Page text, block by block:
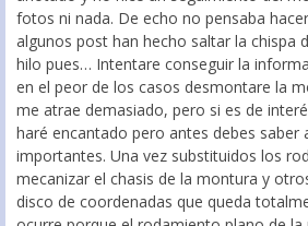
fotos ni nada. De echo no pensaba
algunos post han hecho saltar la chispa
hilo pues… Intentare conseguir la
en el peor de los casos desmontare la
me atrae demasiado, pero si es de
haré encantado pero antes debes saber
importantes. Una vez substituidos los
mecanizar el chasis de la montura y
disco de coordenadas que queda